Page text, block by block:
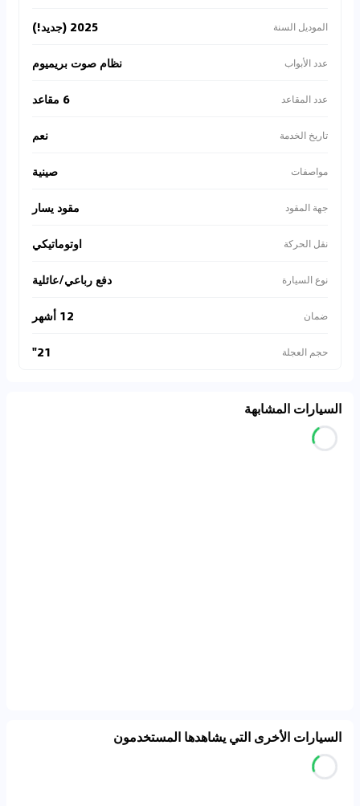
الموديل السنة 2025 (جديد!)
عدد الأبواب نظام صوت بريميوم
عدد المقاعد 6 مقاعد
تاريخ الخدمة نعم
مواصفات صينية
جهة المقود مقود يسار
نقل الحركة اوتوماتيكي
نوع السيارة دفع رباعي/عائلية
ضمان 12 أشهر
حجم العجلة 21"
السيارات المشابهة
السيارات الأخرى التي يشاهدها المستخدمون